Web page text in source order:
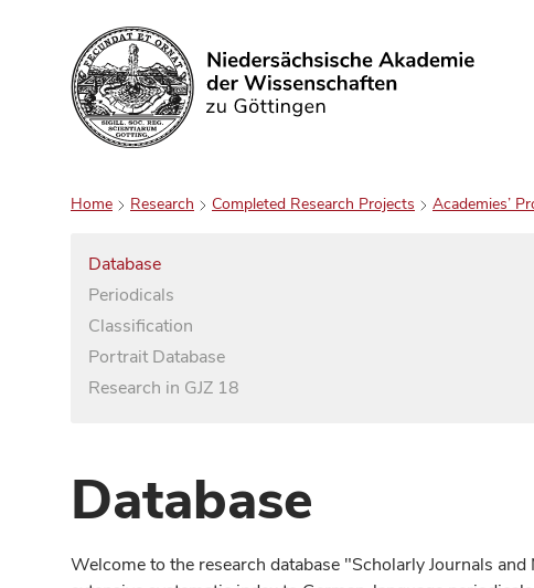
Search
Home Research Completed Research Projects Academies’
Database
Periodicals
Classification
Portrait Database
Research in GJZ 18
Database
Welcome to the research database "Scholarly Journals